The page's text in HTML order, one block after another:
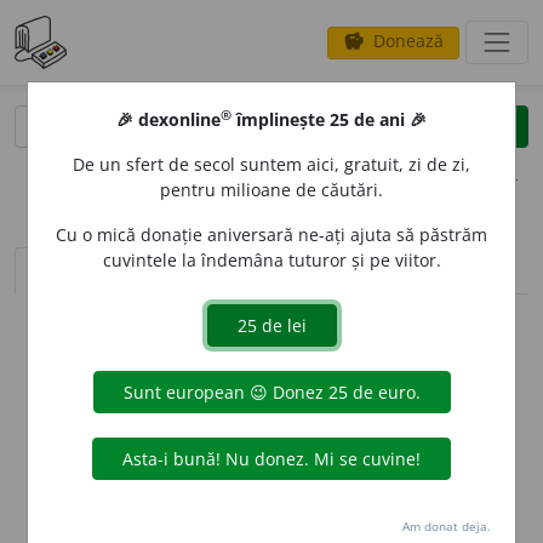
savings Donează
clear
opțiuni
sinteza definițiilor (1) definiții (12) declinări
info
Aceste definiții sunt compilate de
echipa dexonline. Definițiile
originale se află pe filadefiniții.
preferințe
🎉 dexonline® împlinește 25 de ani 🎉
De un sfert de secol suntem aici, gratuit, zi de zi,
pentru milioane de căutări.
Cu o mică donație aniversară ne-ați ajuta să păstrăm
cuvintele la îndemâna tuturor și pe viitor.
Am donat deja.